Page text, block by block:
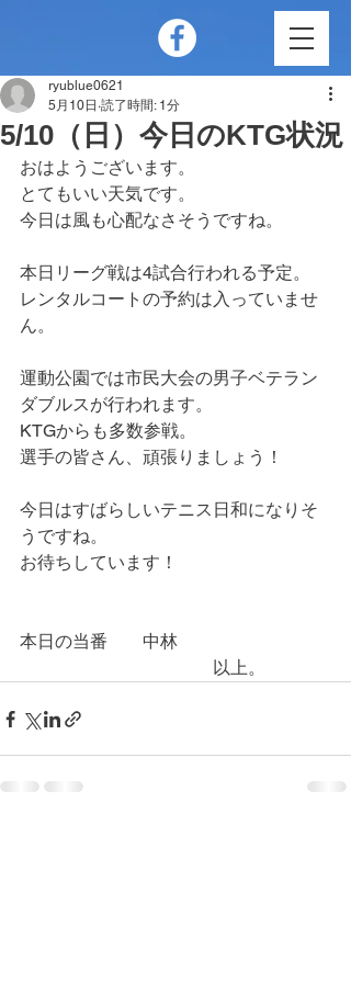
5/10（日）今日のKTG状況
ryublue0621
5月10日 読了時間: 1分
おはようございます。
とてもいい天気です。
今日は風も心配なさそうですね。
本日リーグ戦は4試合行われる予定。
レンタルコートの予約は入っていませ
ん。
運動公園では市民大会の男子ベテラン
ダブルスが行われます。
KTGからも多数参戦。
選手の皆さん、頑張りましょう！
今日はすばらしいテニス日和になりそ
うですね。
お待ちしています！
本日の当番　　中林
以上。